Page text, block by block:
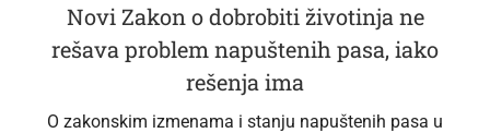
Novi Zakon o dobrobiti životinja ne
rešava problem napuštenih pasa, iako
rešenja ima
O zakonskim izmenama i stanju napuštenih pasa u